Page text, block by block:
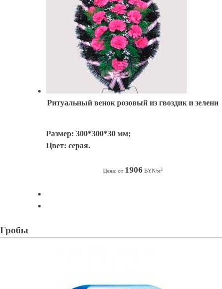
Ритуальный венок розовый из гвоздик и зелени
Размер: 300*300*30 мм;
Цвет: серая.
Цена: от 1906 BYN/м2
Гробы